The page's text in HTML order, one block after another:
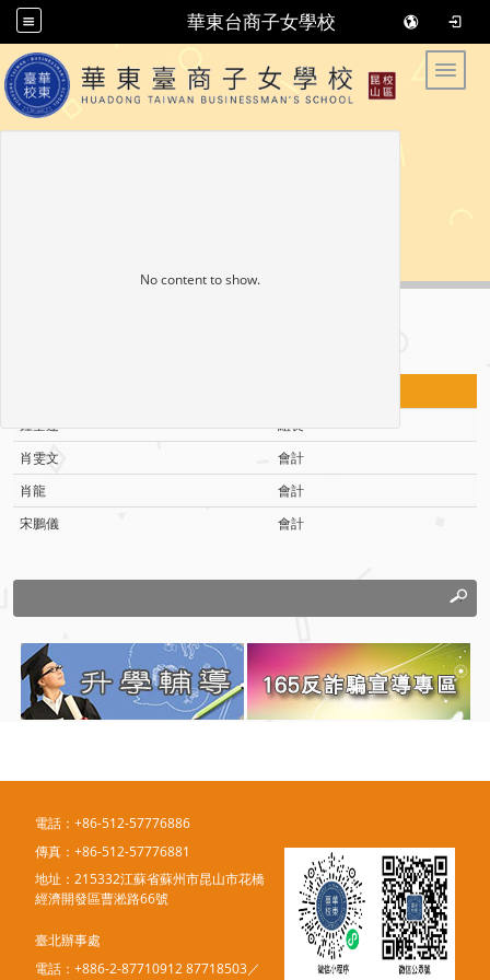
華東台商子女學校
華東臺商子女學校 华东台商子女学校
No content to show.
鍾垂蓮
組長
肖雯文
會計
肖龍
會計
宋鵬儀
會計
電話：+86-512-57776886
傳真：+86-512-57776881
地址：215332江蘇省蘇州市昆山市花橋
經濟開發區曹淞路66號
臺北辦事處
電話：+886-2-87710912 87718503／